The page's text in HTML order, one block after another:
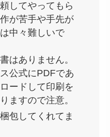
してやってもら
が苦手や手先が
中々難しいで
はありません。
公式にPDFであ
ードして印刷を
ますので注意。
包してくれてま